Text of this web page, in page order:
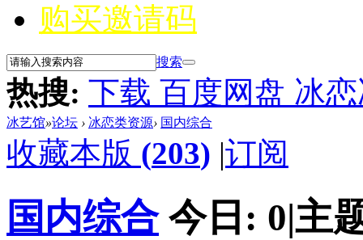
购买邀请码
搜索
热搜: 下载 百度网盘 冰
冰艺馆»论坛 › 冰恋类资源› 国内综合
收藏本版 (203) |订阅
国内综合 今日: 0|主